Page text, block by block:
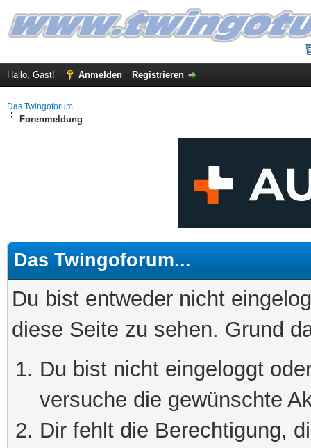
Hallo, Gast! Anmelden Registrieren
Das Twingoforum...
Forenmeldung
Das Twingoforum...
Du bist entweder nicht
diese Seite zu sehen. Grund
Du bist nicht eingeloggt
versuche die gewünschte
Dir fehlt die Berechtigung,